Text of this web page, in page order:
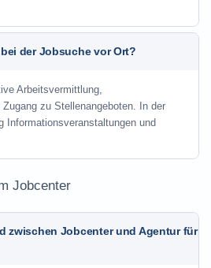
der Jobsuche vor Ort?
Arbeitsvermittlung,
zu Stellenangeboten. In der
Informationsveranstaltungen und
Jobcenter
zwischen Jobcenter und Agentur für